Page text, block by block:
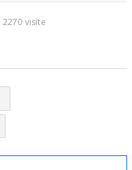
2270 visite